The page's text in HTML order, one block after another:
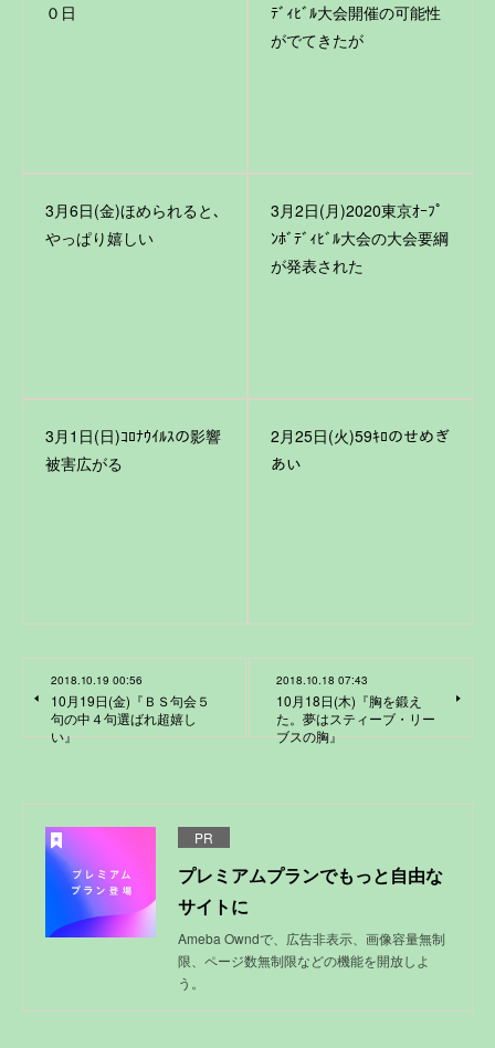
０日
ﾃﾞｨﾋﾞﾙ大会開催の可能性
がでてきたが
3月6日(金)ほめられると､
やっぱり嬉しい
3月2日(月)2020東京ｵｰﾌﾟ
ﾝﾎﾞﾃﾞｨﾋﾞﾙ大会の大会要綱
が発表された
3月1日(日)ｺﾛﾅｳｲﾙｽの影響
被害広がる
2月25日(火)59ｷﾛのせめぎ
あい
2018.10.19 00:56
10月19日(金)『ＢＳ句会５
句の中４句選ばれ超嬉し
い』
2018.10.18 07:43
10月18日(木)『胸を鍛え
た。夢はスティーブ・リー
ブスの胸』
PR
プレミアムプランでもっと自由な
サイトに
Ameba Owndで、広告非表示、画像容量無制
限、ページ数無制限などの機能を開放しよ
う。